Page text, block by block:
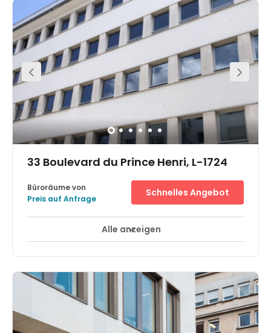
amenities including outdoor space, 24/7 access, free
access to events and workshops, mail handling, high-
speed internet, and more! Luxembourg's main train
station is located within walking distance of the office.
Buses pass through the area frequently. The nearest bus
stop is just a minute walk away from the office. A range
of shops, restaurants, and hotels are also located just
moments away.
33 Boulevard du Prince Henri, L-1724
24-Stunden-Zugang Break-Out Bereiche
access all other serviced offices of the centre. Clients
have access to meeting rooms, lounge space, kitchen
areas and more. Transports likewise go through the
territory much of the time. The centre is surrounded by an
array of hotels, restaurants, and cafes. There is parking
available at the centre.
Büroräume von
Preis auf Anfrage
Schnelles Angebot
Alle anzeigen